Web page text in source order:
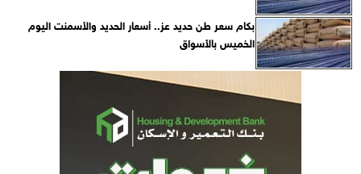
بكام سعر طن حديد عز.. أسعار الحديد والأسمنت اليوم
الخميس بالأسواق